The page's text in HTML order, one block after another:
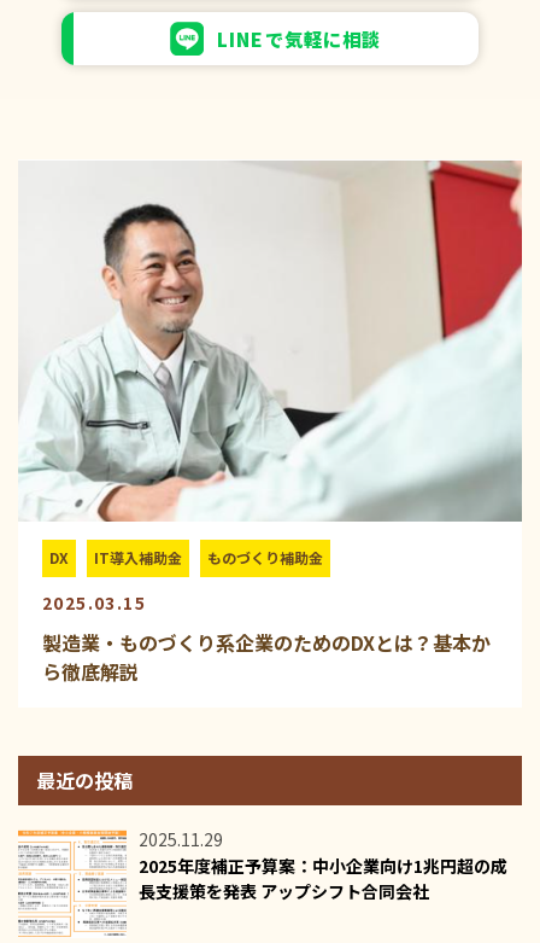
LINEで気軽に相談
DX IT導入補助金 ものづくり補助金
2025.03.15
製造業・ものづくり系企業のためのDXとは？基本か
ら徹底解説
最近の投稿
2025.11.29
2025年度補正予算案：中小企業向け1兆円超の成
長支援策を発表 アップシフト合同会社